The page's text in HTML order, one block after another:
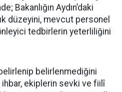
Bakanlığın Aydın’daki
düzeyini, mevcut personel
tedbirlerin yeterliliğini
belirlenip belirlenmediğini
ekiplerin sevki ve fiilî